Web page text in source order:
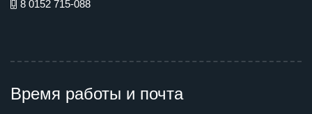
8 0152 715-088
Время работы и почта